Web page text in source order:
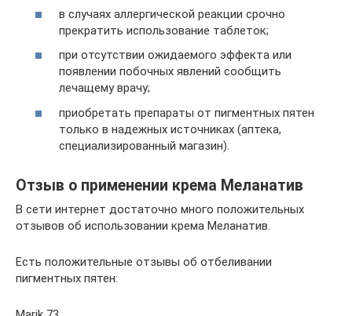
в случаях аллергической реакции срочно
прекратить использование таблеток;
при отсутствии ожидаемого эффекта или
появлении побочных явлений сообщить
лечащему врачу;
приобретать препараты от пигментных пятен
только в надежных источниках (аптека,
специализированный магазин).
Отзыв о применении крема Меланатив
В сети интернет достаточно много положительных
отзывов об использовании крема Меланатив.
Есть положительные отзывы об отбеливании
пигментных пятен: